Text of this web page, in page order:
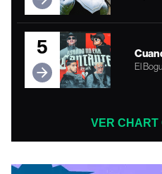
5
El
VER CHART